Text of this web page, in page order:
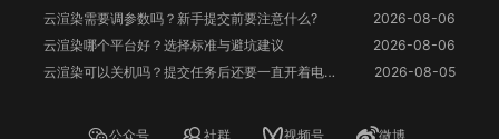
云渲染需要调参数吗？新手提交前要注意什么?
2026-08-06
云渲染哪个平台好？选择标准与避坑建议
2026-08-06
云渲染可以关机吗？提交任务后还要一直开着电脑吗？
2026-08-05
公众号 社群 视频号 微博